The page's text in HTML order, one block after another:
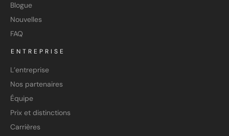
Blogue
Nouvelles
FAQ
ENTREPRISE
L’entreprise
Nos partenaires
Équipe
Prix et distinctions
Carrières